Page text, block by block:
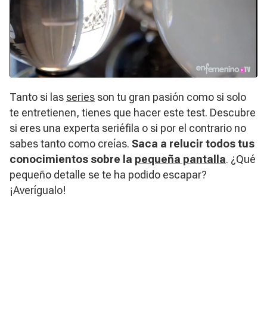
Tanto si las series son tu gran pasión como si solo
te entretienen, tienes que hacer este test. Descubre
si eres una experta seriéfila o si por el contrario no
sabes tanto como creías. Saca a relucir todos tus
conocimientos sobre la pequeña pantalla. ¿Qué
pequeño detalle se te ha podido escapar?
¡Averígualo!